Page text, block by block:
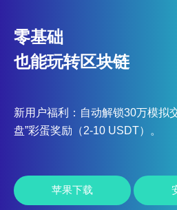
零基础
也能玩转区块链
新用户福利：自动解锁30万模拟
盘”彩蛋奖励（2-10 USDT）。
苹果下载